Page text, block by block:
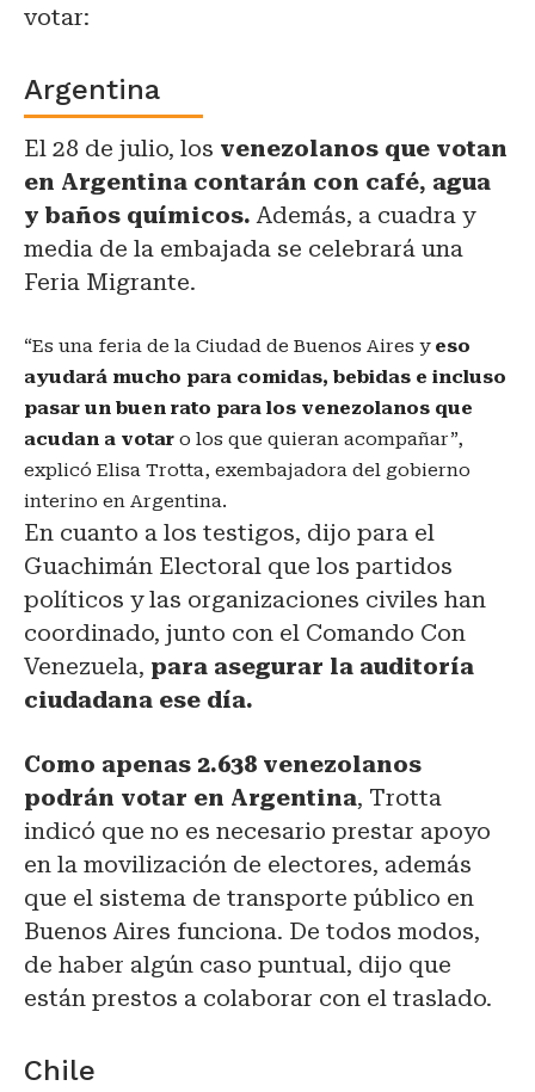
votar:
Argentina
El 28 de julio, los venezolanos que votan
en Argentina contarán con café, agua
y baños químicos. Además, a cuadra y
media de la embajada se celebrará una
Feria Migrante.
“Es una feria de la Ciudad de Buenos Aires y eso
ayudará mucho para comidas, bebidas e incluso
pasar un buen rato para los venezolanos que
acudan a votar o los que quieran acompañar”,
explicó Elisa Trotta, exembajadora del gobierno
interino en Argentina.
En cuanto a los testigos, dijo para el
Guachimán Electoral que los partidos
políticos y las organizaciones civiles han
coordinado, junto con el Comando Con
Venezuela, para asegurar la auditoría
ciudadana ese día.
Como apenas 2.638 venezolanos
podrán votar en Argentina, Trotta
indicó que no es necesario prestar apoyo
en la movilización de electores, además
que el sistema de transporte público en
Buenos Aires funciona. De todos modos,
de haber algún caso puntual, dijo que
están prestos a colaborar con el traslado.
Chile